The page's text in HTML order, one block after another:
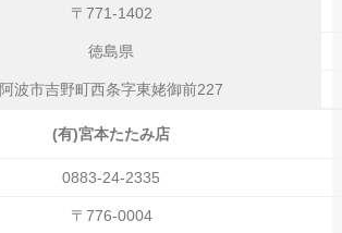
〒771-1402
徳島県
阿波市吉野町西条字東姥御前227
(有)宮本たたみ店
0883-24-2335
〒776-0004